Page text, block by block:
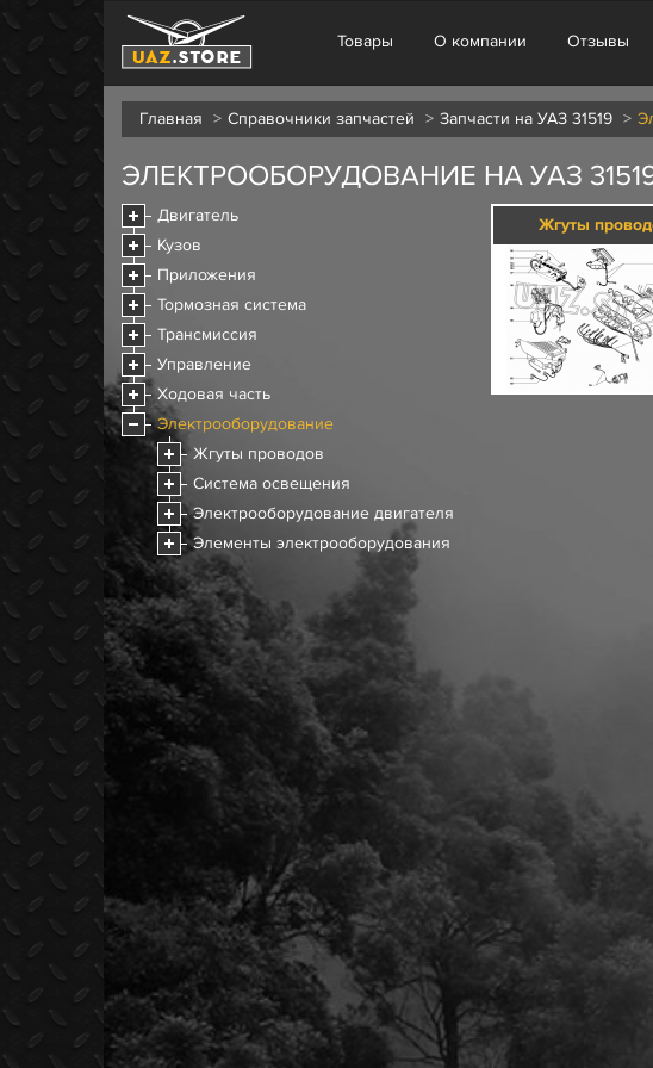
Товары О компании Отзывы
Главная Справочники запчастей Запчасти на УАЗ 31519
ЭЛЕКТРООБОРУДОВАНИЕ НА УАЗ
Двигатель
Кузов
Приложения
Тормозная система
Трансмиссия
Управление
Ходовая часть
Электрооборудование
Жгуты проводов
Система освещения
Электрооборудование двигателя
Элементы электрооборудования
Жгуты